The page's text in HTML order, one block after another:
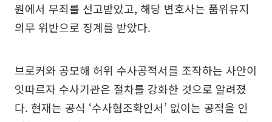
원에서 무죄를 선고받았고, 해당 변호사는 품위유지
의무 위반으로 징계를 받았다.
브로커와 공모해 허위 수사공적서를 조작하는 사안이
잇따르자 수사기관은 절차를 강화한 것으로 알려졌
다. 현재는 공식 ‘수사협조확인서’ 없이는 공적을 인